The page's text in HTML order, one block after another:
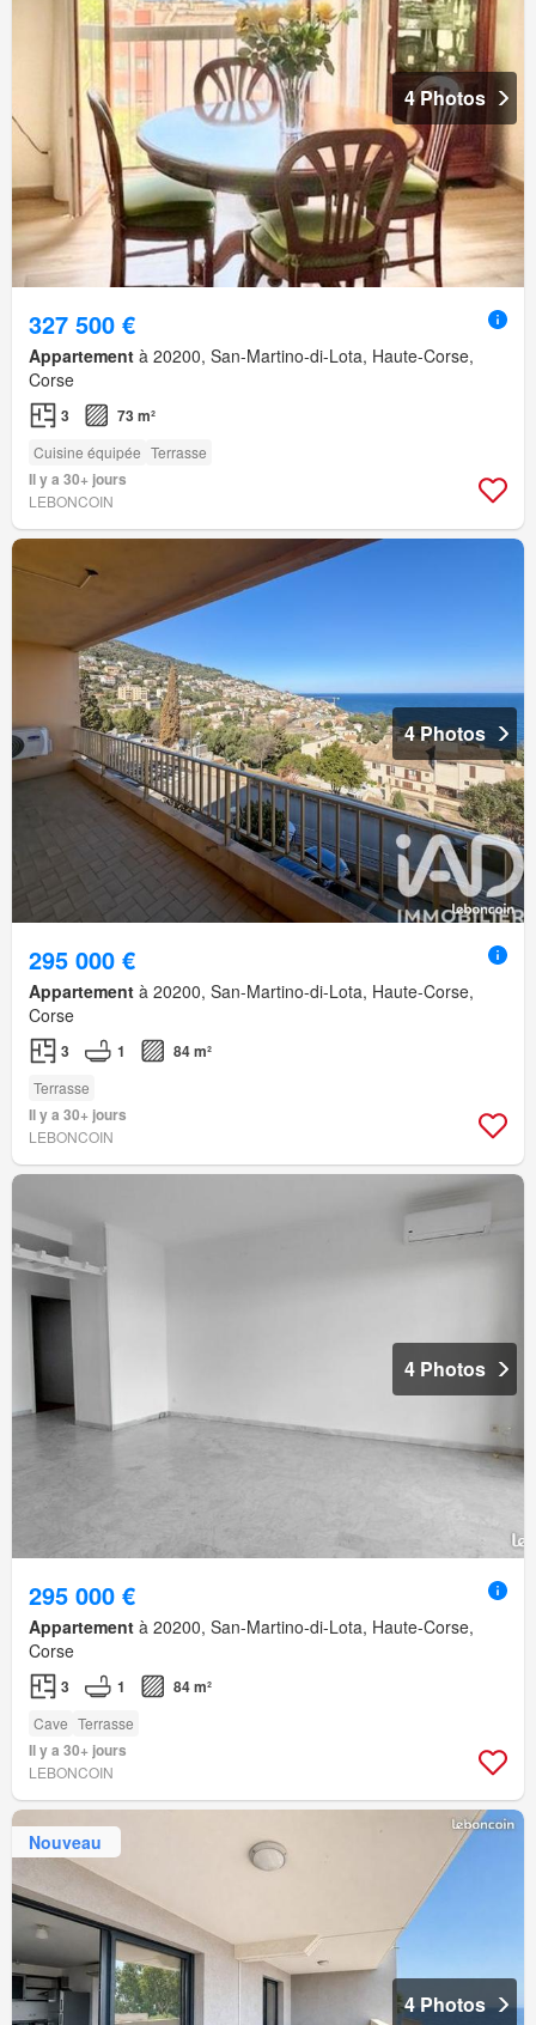
4 Photos
327 500 €
Appartement à 20200, San-Martino-di-Lota, Haute-Corse,
Corse
3 73 m²
Cuisine équipée Terrasse
Il y a 30+ jours
LEBONCOIN
4 Photos
295 000 €
Appartement à 20200, San-Martino-di-Lota, Haute-Corse,
Corse
3 1 84 m²
Terrasse
Il y a 30+ jours
LEBONCOIN
4 Photos
295 000 €
Appartement à 20200, San-Martino-di-Lota, Haute-Corse,
Corse
3 1 84 m²
Cave Terrasse
Il y a 30+ jours
LEBONCOIN
Nouveau
4 Photos